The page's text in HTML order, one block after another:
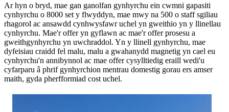
Ar hyn o bryd, mae gan ganolfan gynhyrchu ein cwmni gapasiti
cynhyrchu o 8000 set y flwyddyn, mae mwy na 500 o staff sgiliau
rhagorol ac ansawdd cynhwysfawr uchel yn gweithio yn y llinellau
cynhyrchu. Mae'r offer yn gyflawn ac mae'r offer prosesu a
gweithgynhyrchu yn uwchraddol. Yn y llinell gynhyrchu, mae
dyfeisiau craidd fel malu, malu a gwahanydd magnetig yn cael eu
cynhyrchu'n annibynnol ac mae offer cysylltiedig eraill wedi'u
cyfarparu â phrif gynhyrchion mentrau domestig gorau ers amser
maith, gyda pherfformiad cost uchel.